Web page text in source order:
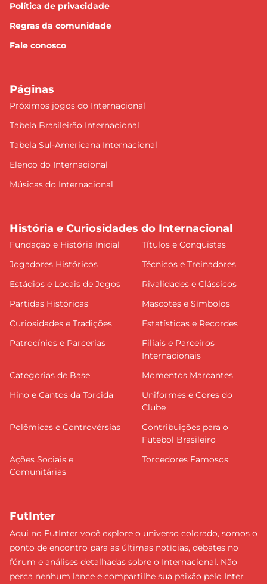
Política de privacidade
Regras da comunidade
Fale conosco
Páginas
Próximos jogos do Internacional
Tabela Brasileirão Internacional
Tabela Sul-Americana Internacional
Elenco do Internacional
Músicas do Internacional
História e Curiosidades do Internacional
Fundação e História Inicial
Títulos e Conquistas
Jogadores Históricos
Técnicos e Treinadores
Estádios e Locais de Jogos
Rivalidades e Clássicos
Partidas Históricas
Mascotes e Símbolos
Curiosidades e Tradições
Estatísticas e Recordes
Patrocínios e Parcerias
Filiais e Parceiros
Internacionais
Categorias de Base
Momentos Marcantes
Hino e Cantos da Torcida
Uniformes e Cores do
Clube
Polêmicas e Controvérsias
Contribuições para o
Futebol Brasileiro
Ações Sociais e
Comunitárias
Torcedores Famosos
FutInter
Aqui no FutInter você explore o universo colorado, somos o
ponto de encontro para as últimas notícias, debates no
fórum e análises detalhadas sobre o Internacional. Não
perca nenhum lance e compartilhe sua paixão pelo Inter